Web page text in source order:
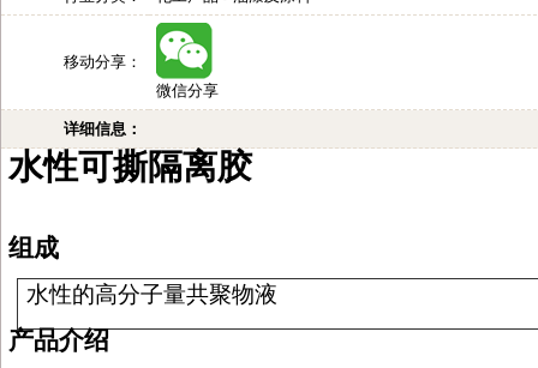
移动分享：
微信分享
详细信息：
水性可撕隔离胶
组成
水性的高分子量共聚物液
产品介绍